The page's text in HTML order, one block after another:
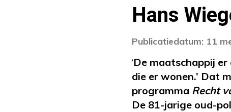
Hans
Publicatiedatum: 11
‘De maatschappij er
die er wonen.’ Dat
programma Recht
De 81-jarige oud-